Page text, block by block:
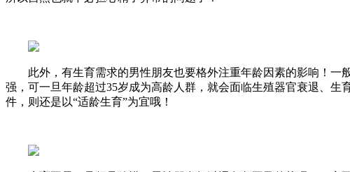
此外，有生育需求的男性朋友也要格外注重年龄因素的影响！一
强，可一旦年龄超过35岁成为高龄人群，就会面临生殖器官衰退、
件，则还是以“适龄生育”为宜哦！